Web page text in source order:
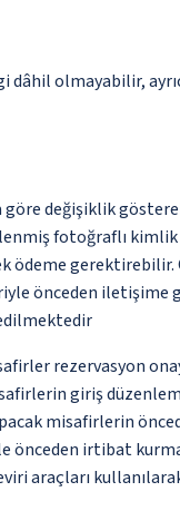
olmayabilir,
göre değişiklik
fotoğraflı
ödeme
önceden iletişime
rezervasyon
giriş
misafirlerin
irtibat
araçları